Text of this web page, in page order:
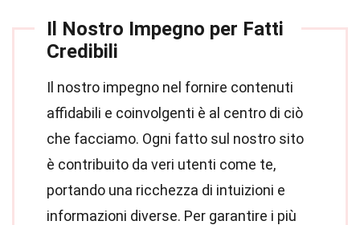
Il Nostro Impegno per Fatti
Credibili
Il nostro impegno nel fornire contenuti
affidabili e coinvolgenti è al centro di ciò
che facciamo. Ogni fatto sul nostro sito
è contribuito da veri utenti come te,
portando una ricchezza di intuizioni e
informazioni diverse. Per garantire i più